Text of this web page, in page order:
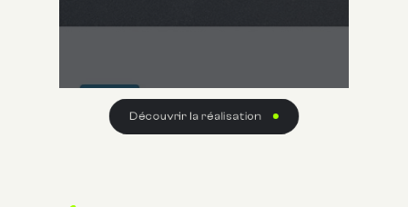
Découvrir la réalisation